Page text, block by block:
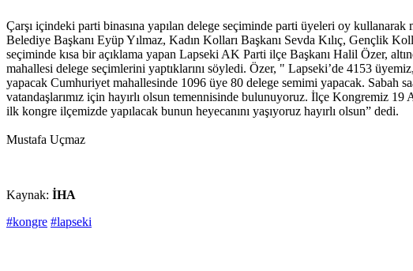
Çarşı içindeki parti binasına yapılan delege seçiminde parti üyeleri oy
Belediye Başkanı Eyüp Yılmaz, Kadın Kolları Başkanı Sevda Kılıç, Gençlik
seçiminde kısa bir açıklama yapan Lapseki AK Parti ilçe Başkanı Halil Özer,
mahallesi delege seçimlerini yaptıklarını söyledi. Özer, " Lapseki’de 4153
yapacak Cumhuriyet mahallesinde 1096 üye 80 delege semimi yapacak. Sabah
vatandaşlarımız için hayırlı olsun temennisinde bulunuyoruz. İlçe Kongremiz
ilk kongre ilçemizde yapılacak bunun heyecanını yaşıyoruz hayırlı olsun” dedi.
Mustafa Uçmaz
Kaynak: İHA
#kongre #lapseki